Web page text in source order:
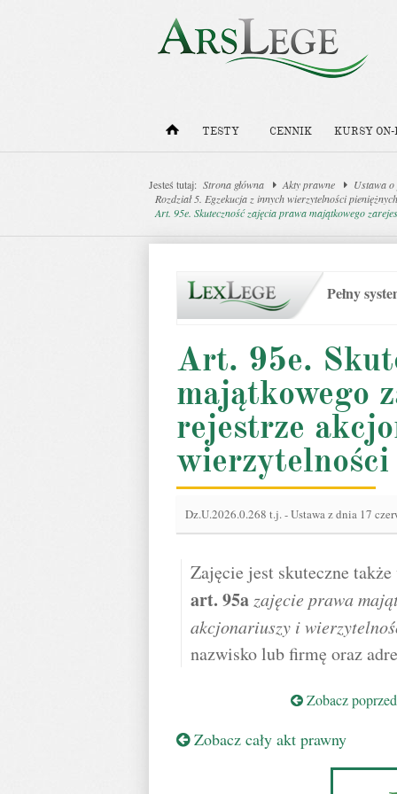
TESTY CENNIK KURSY
Jesteś tutaj: Strona główna Akty prawne
Ustawa
Rozdział 5. Egzekucja z innych wierzytelności
Art. 95e. Skuteczność zajęcia prawa majątkowego
Pełny
Art. 95e.
majątkowego
rejestrze
Dz.U.2026.0.268 t.j.-Ustawa z dnia 17
Zajęcie jest skuteczne
art. 95a zajęcie prawa
akcjonariuszy i
nazwisko lub firmę oraz
Zobacz
Zobacz cały akt prawny